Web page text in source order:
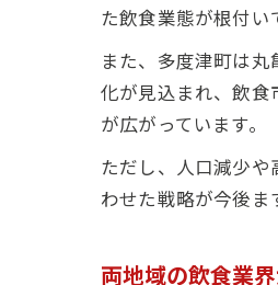
た飲食業態が根付い
また、多度津町は
化が見込まれ、飲
が広がっています。
ただし、人口減少
わせた戦略が今後ま
両地域の飲食業